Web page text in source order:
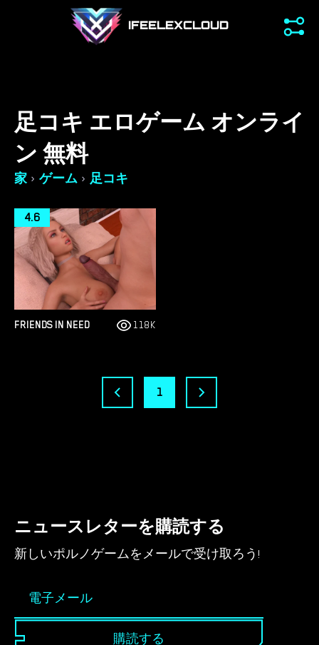
IFEELEXCLOUD
足コキ エロゲーム オンライ
ン 無料
家 › ゲーム › 足コキ
FRIENDS IN NEED
4.6
118K
1
ニュースレターを購読する
新しいポルノゲームをメールで受け取ろう!
購読する